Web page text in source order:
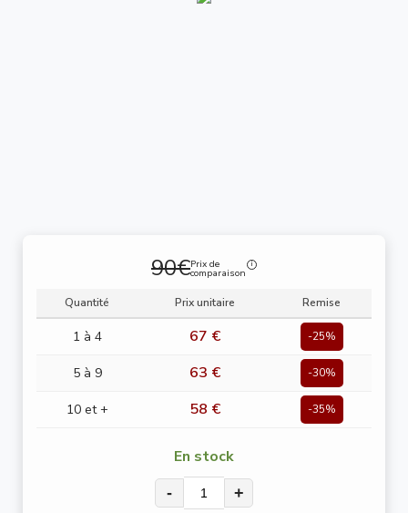
90€Prix de
comparaison
Quantité Prix unitaire Remise
1 à 4 67 € -25%
5 à 9 63 € -30%
10 et + 58 € -35%
En stock
- +